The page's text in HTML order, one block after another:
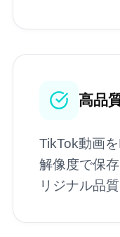
高品
TikTok動画
解像度で保
リジナル品